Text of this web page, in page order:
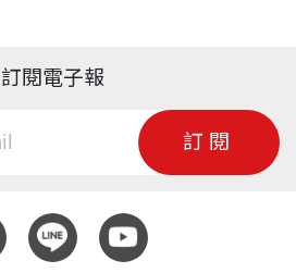
訂閱電子報
訂閱